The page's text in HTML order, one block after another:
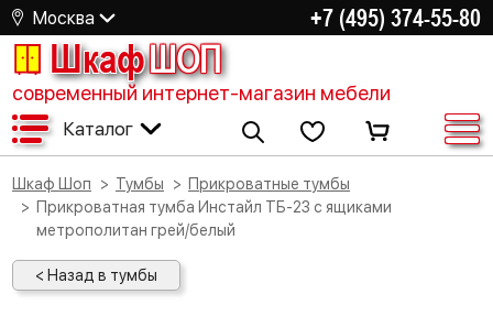
Москва +7 (495) 374-55-80
ШкафШОП
современный интернет-магазин мебели
Каталог
Шкаф Шоп Тумбы
Прикроватные тумбы
Прикроватная тумба Инстайл ТБ-23 с ящиками
метрополитан грей/белый
< Назад в тумбы